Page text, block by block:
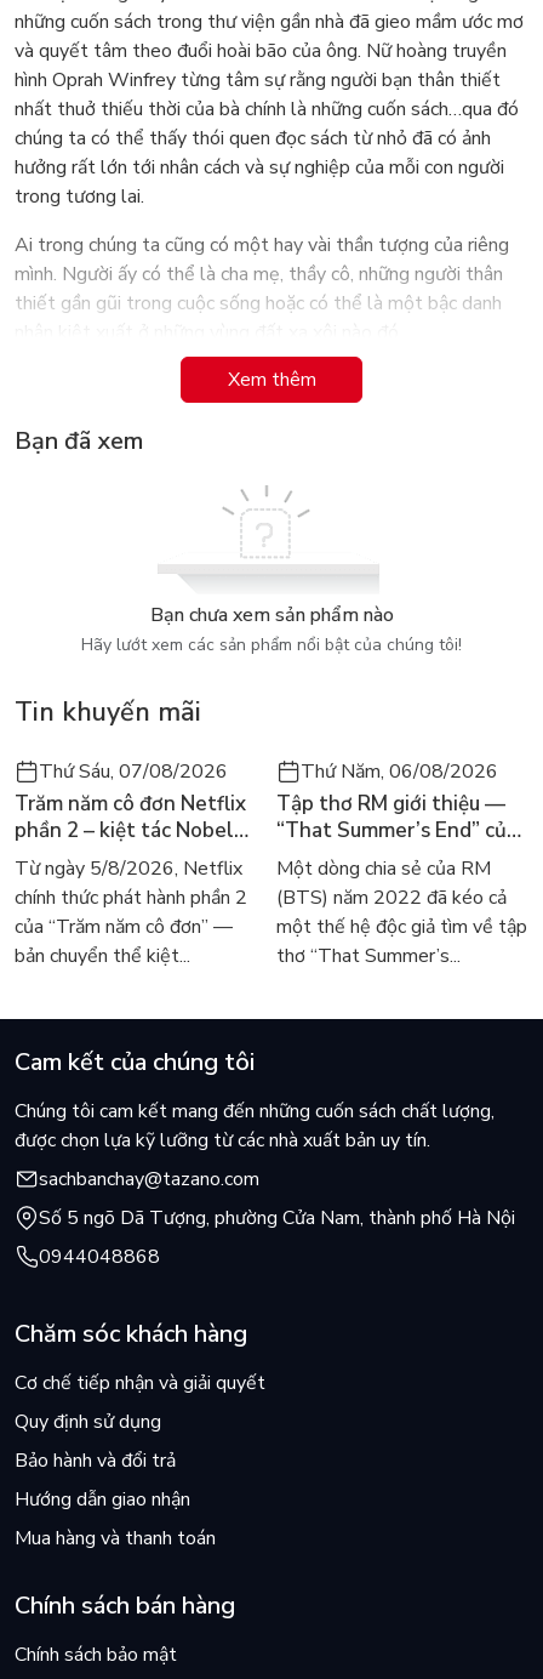
những cuốn sách trong thư viện gần nhà đã gieo mầm ước mơ
và quyết tâm theo đuổi hoài bão của ông. Nữ hoàng truyền
hình Oprah Winfrey từng tâm sự rằng người bạn thân thiết
nhất thuở thiếu thời của bà chính là những cuốn sách…qua đó
chúng ta có thể thấy thói quen đọc sách từ nhỏ đã có ảnh
hưởng rất lớn tới nhân cách và sự nghiệp của mỗi con người
trong tương lai.
Ai trong chúng ta cũng có một hay vài thần tượng của riêng
mình. Người ấy có thể là cha mẹ, thầy cô, những người thân
thiết gần gũi trong cuộc sống hoặc có thể là một bậc danh
Bộ TUYỂN TẬP TRUYỆN TRANH DANH NHÂN THẾ
GIỚI bao gồm các nhà khoa học, vận động viên, họa sỹ, nghệ
sỹ…sẽ giúp các bạn khám phá thêm những gương mặt rất
sinh động về cuộc đời của các danh nhân từ thời niên thiếu cho
tới khi họ đạt được những thành công rực rỡ trong sự nghiệp,
góp phần làm thay đổi thế giới. Chắc chắn các bạn sẽ rất thán
phục bởi không phải ngay từ khi sinh ra, tất cả các vị danh
nhân đã có những điều kiện về vật chất và tinh thần để dễ
dàng đạt được thành tựu đáng tự hào mà cho đến nay thế
về vũ trụ.
Xem thêm
Bạn đã xem
Bạn chưa xem sản phẩm nào
Hãy lướt xem các sản phẩm nổi bật của chúng tôi!
Tin khuyến mãi
Thứ Sáu, 07/08/2026
Trăm năm cô đơn Netflix
phần 2 – kiệt tác Nobel
trở lại màn ảnh, dòng
người tìm đọc lại García
Márquez
Từ ngày 5/8/2026, Netflix
chính thức phát hành phần 2
của “Trăm năm cô đơn” —
bản chuyển thể kiệt...
Thứ Năm, 06/08/2026
Tập thơ RM giới thiệu —
“That Summer’s End” của
Lee Seong-bok ra mắt bản
tiếng Anh sau 4 năm gây
sốt
Một dòng chia sẻ của RM
(BTS) năm 2022 đã kéo cả
một thế hệ độc giả tìm về tập
thơ “That Summer’s...
Cam kết của chúng tôi
Chúng tôi cam kết mang đến những cuốn sách chất lượng,
được chọn lựa kỹ lưỡng từ các nhà xuất bản uy tín.
sachbanchay@tazano.com
Số 5 ngõ Dã Tượng, phường Cửa Nam, thành phố Hà Nội
0944048868
Chăm sóc khách hàng
Cơ chế tiếp nhận và giải quyết
Quy định sử dụng
Bảo hành và đổi trả
Hướng dẫn giao nhận
Mua hàng và thanh toán
Chính sách bán hàng
Chính sách bảo mật